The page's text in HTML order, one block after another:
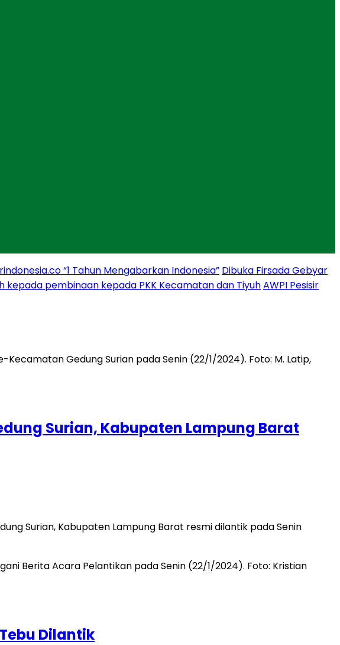
“1 Tahun Mengabarkan Indonesia” Dibuka Firsada Gebyar
kepada pembinaan kepada PKK Kecamatan dan TiyuhAWPI Pesisir
Surian, Kabupaten Lampung Barat
Surian, Kabupaten Lampung Barat resmi dilantik pada Senin
Dilantik